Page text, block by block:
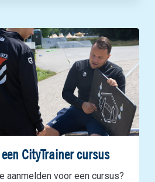
CityTrainer cursus
aanmelden voor een cursus?